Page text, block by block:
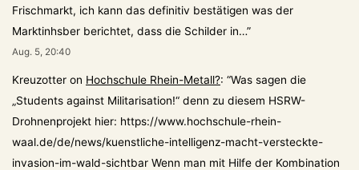
Frischmarkt, ich kann das definitiv bestätigen was der
Marktinhsber berichtet, dass die Schilder in…”
Aug. 5, 20:40
Kreuzotter on Hochschule Rhein-Metall?: “Was sagen die
„Students against Militarisation!“ denn zu diesem HSRW-
Drohnenprojekt hier: https://www.hochschule-rhein-
waal.de/de/news/kuenstliche-intelligenz-macht-versteckte-
invasion-im-wald-sichtbar Wenn man mit Hilfe der Kombination